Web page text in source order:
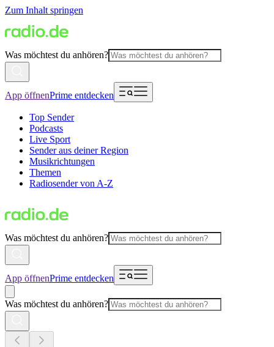
Zum Inhalt springen
Was möchtest du anhören?
App öffnenPrime entdecken
Top Sender
Podcasts
Live Sport
Sender aus deiner Region
Musikrichtungen
Themen
Radiosender von A-Z
Was möchtest du anhören?
App öffnenPrime entdecken
Was möchtest du anhören?